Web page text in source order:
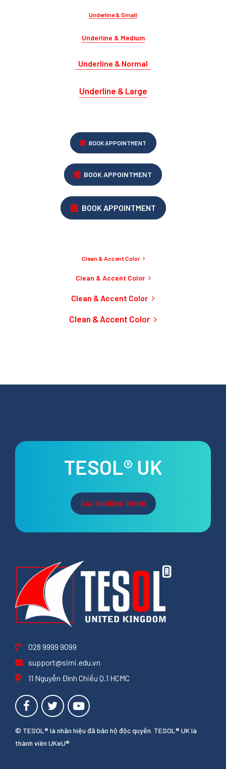
Underline & Small
Underline & Medium
Underline & Normal
Underline & Large
BOOK APPOINTMENT
BOOK APPOINTMENT
BOOK APPOINTMENT
Clean & Accent Color
Clean & Accent Color
Clean & Accent Color
Clean & Accent Color
TESOL® UK
CÁC CHƯƠNG TRÌNH
028 9999 9099
support@simi.edu.vn
11 Nguyễn Đình Chiểu Q.1 HCMC
© TESOL® là nhãn hiệu đã bảo hộ độc quyền. TESOL® UK là
thành viên UKeU®